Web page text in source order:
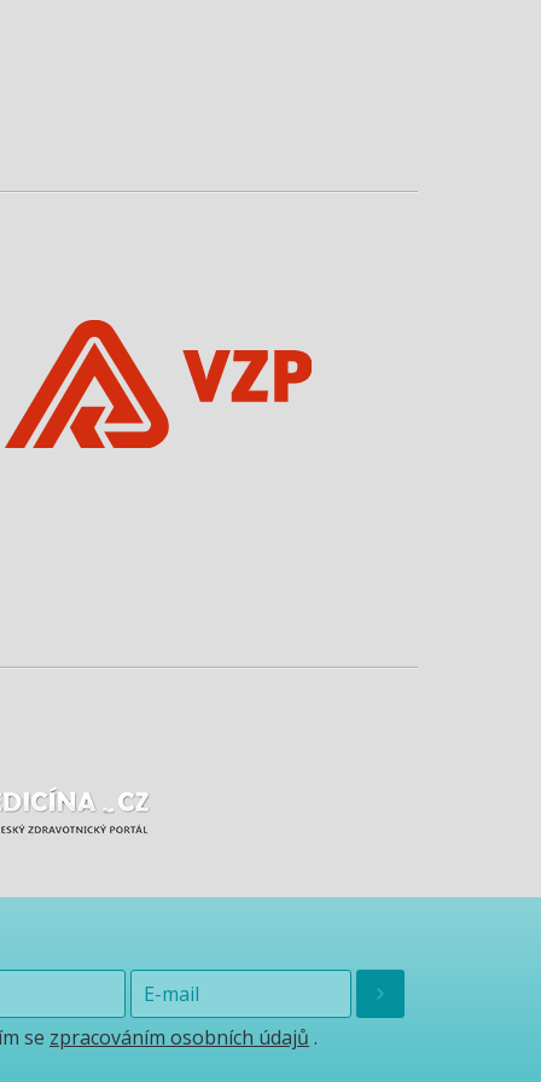
se zpracováním osobních údajů .